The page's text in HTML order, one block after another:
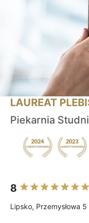
LAUREAT
Piekarnia
8
Lipsko, Przemysłowa 5